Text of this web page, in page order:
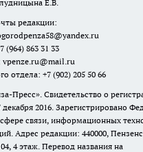
Е.В.
редакции:
863 31 33
отдела: +7 (902) 205 50 66
Пресс». Свидетельство о
2016. Зарегистрировано
связи, информационных
Адрес редакции: 440000,
4 этаж. Перевод названия на